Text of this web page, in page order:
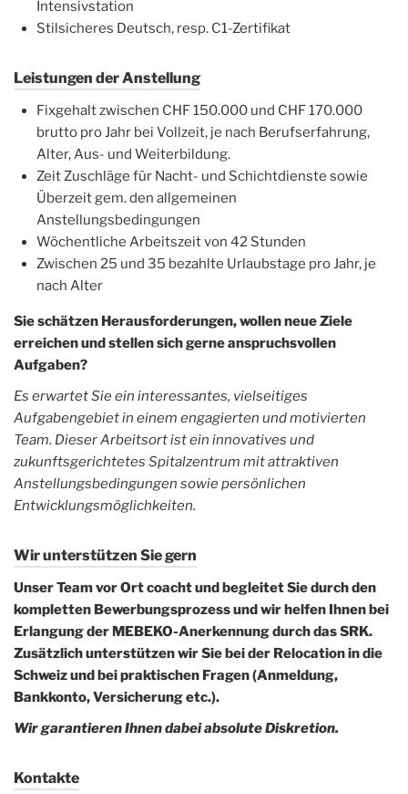
Intensivstation
Stilsicheres Deutsch, resp. C1-Zertifikat
Leistungen der Anstellung
Fixgehalt zwischen CHF 150.000 und CHF 170.000
brutto pro Jahr bei Vollzeit, je nach Berufserfahrung,
Alter, Aus- und Weiterbildung.
Zeit Zuschläge für Nacht- und Schichtdienste sowie
Überzeit gem. den allgemeinen
Anstellungsbedingungen
Wöchentliche Arbeitszeit von 42 Stunden
Zwischen 25 und 35 bezahlte Urlaubstage pro Jahr, je
nach Alter
Sie schätzen Herausforderungen, wollen neue Ziele
erreichen und stellen sich gerne anspruchsvollen
Aufgaben?
Es erwartet Sie ein interessantes, vielseitiges
Aufgabengebiet in einem engagierten und motivierten
Team. Dieser Arbeitsort ist ein innovatives und
zukunftsgerichtetes Spitalzentrum mit attraktiven
Anstellungsbedingungen sowie persönlichen
Entwicklungsmöglichkeiten.
Wir unterstützen Sie gern
Unser Team vor Ort coacht und begleitet Sie durch den
kompletten Bewerbungsprozess und wir helfen Ihnen bei
Erlangung der MEBEKO-Anerkennung durch das SRK.
Zusätzlich unterstützen wir Sie bei der Relocation in die
Schweiz und bei praktischen Fragen (Anmeldung,
Bankkonto, Versicherung etc.).
Wir garantieren Ihnen dabei absolute Diskretion.
Kontakte